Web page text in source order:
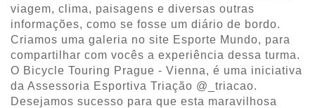
viagem, clima, paisagens e diversas outras
informações, como se fosse um diário de bordo.
Criamos uma galeria no site Esporte Mundo, para
compartilhar com vocês a experiência dessa turma.
O Bicycle Touring Prague - Vienna, é uma iniciativa
da Assessoria Esportiva Triação @_triacao.
Desejamos sucesso para que esta maravilhosa